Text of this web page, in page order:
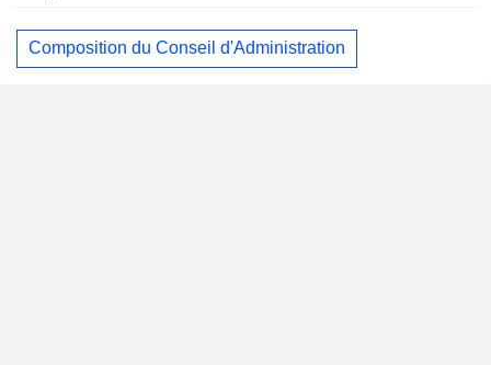
Composition du Conseil d'Administration